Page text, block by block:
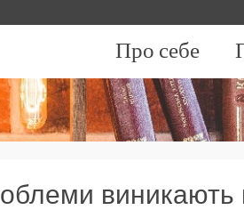
Про себе
виникають